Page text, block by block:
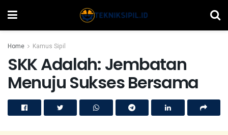
Home Kamus Sipil
SKK Adalah: Jembatan
Menuju Sukses Bersama